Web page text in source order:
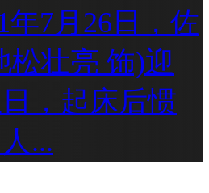
年7月26日，佐
松壮亮 饰)迎
，起床后惯
...